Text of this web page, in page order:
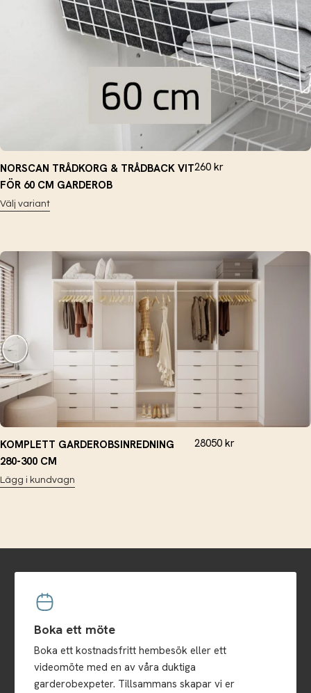
NORSCAN TRÅDKORG & TRÅDBACK VIT
FÖR 60 CM GARDEROB
Välj variant
260 kr
KOMPLETT GARDEROBSINREDNING
280-300 CM
Lägg i kundvagn
28050 kr
Boka ett möte
Boka ett kostnadsfritt hembesök eller ett
videomöte med en av våra duktiga
garderobexpeter. Tillsammans skapar vi er